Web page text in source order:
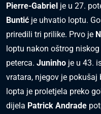
Pierre-Gabriel je u 27.
Buntić je uhvatio loptu.
priredili tri prilike. Prvo je
loptu nakon oštrog
peterca. Juninho je u 43.
vratara, njegov je
lopta je proletjela preko
dijela Patrick Andrade